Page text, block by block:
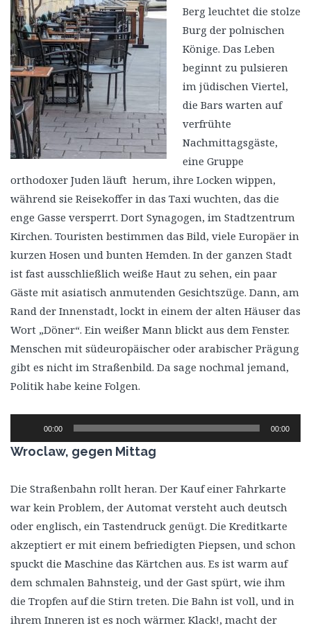
Berg leuchtet die stolze
Burg der polnischen
Könige. Das Leben
beginnt zu pulsieren
im jüdischen Viertel,
die Bars warten auf
verfrühte
Nachmittagsgäste,
eine Gruppe
orthodoxer Juden läuft herum, ihre Locken wippen,
während sie Reisekoffer in das Taxi wuchten, das die
enge Gasse versperrt. Dort Synagogen, im Stadtzentrum
Kirchen. Touristen bestimmen das Bild, viele Europäer in
kurzen Hosen und bunten Hemden. In der ganzen Stadt
ist fast ausschließlich weiße Haut zu sehen, ein paar
Gäste mit asiatisch anmutenden Gesichtszüge. Dann, am
Rand der Innenstadt, lockt in einem der alten Häuser das
Wort „Döner“. Ein weißer Mann blickt aus dem Fenster.
Menschen mit südeuropäischer oder arabischer Prägung
gibt es nicht im Straßenbild. Da sage nochmal jemand,
Politik habe keine Folgen.
Player
00:00 00:00
Wroclaw, gegen Mittag
Die Straßenbahn rollt heran. Der Kauf einer Fahrkarte
war kein Problem, der Automat versteht auch deutsch
oder englisch, ein Tastendruck genügt. Die Kreditkarte
akzeptiert er mit einem befriedigten Piepsen, und schon
spuckt die Maschine das Kärtchen aus. Es ist warm auf
dem schmalen Bahnsteig, und der Gast spürt, wie ihm
die Tropfen auf die Stirn treten. Die Bahn ist voll, und in
ihrem Inneren ist es noch wärmer. Klack!, macht der